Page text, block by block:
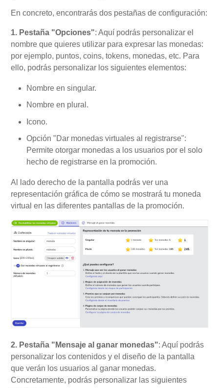
En concreto, encontrarás dos pestañas de configuración:
1. Pestaña "Opciones": Aquí podrás personalizar el
nombre que quieres utilizar para expresar las monedas:
por ejemplo, puntos, coins, tokens, monedas, etc. Para
ello, podrás personalizar los siguientes elementos:
Nombre en singular.
Nombre en plural.
Icono.
Opción "Dar monedas virtuales al registrarse":
Permite otorgar monedas a los usuarios por el solo
hecho de registrarse en la promoción.
Al lado derecho de la pantalla podrás ver una
representación gráfica de cómo se mostrará tu moneda
virtual en las diferentes pantallas de la promoción.
2. Pestaña "Mensaje al ganar monedas": Aquí podrás
personalizar los contenidos y el diseño de la pantalla
que verán los usuarios al ganar monedas.
Concretamente, podrás personalizar las siguientes